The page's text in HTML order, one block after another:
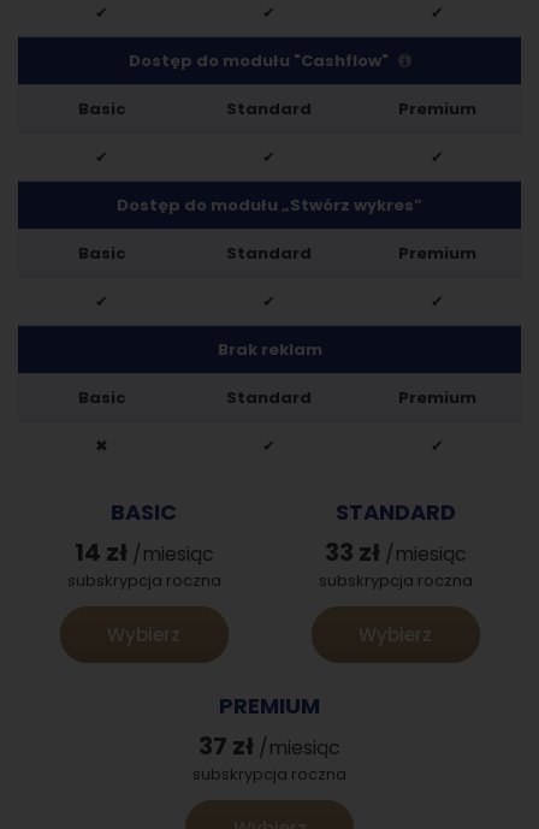
✔ ✔ ✔
Dostęp do modułu "Cashflow"
Basic Standard Premium
✔ ✔ ✔
Dostęp do modułu „Stwórz wykres”
Basic Standard Premium
✔ ✔ ✔
Brak reklam
Basic Standard Premium
✖ ✔ ✔
BASIC
14 zł /miesiąc
subskrypcja roczna
Wybierz
STANDARD
33 zł /miesiąc
subskrypcja roczna
Wybierz
PREMIUM
37 zł /miesiąc
subskrypcja roczna